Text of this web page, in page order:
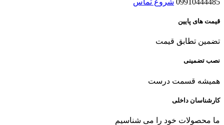
قیمت های پایین
تضمین تطابق قیمت
نصب تضمینی
همیشه قسمت درست
کارشناسان داخلی
ما محصولات خود را می شناسیم